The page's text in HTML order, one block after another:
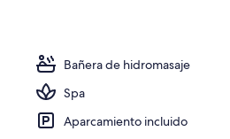
Exterior
Bañera de hidromasaje
Spa
Aparcamiento incluido